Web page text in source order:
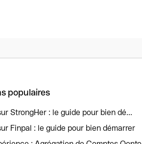
populaires
StrongHer : le guide pour bien dé...
Finpal : le guide pour bien démarrer